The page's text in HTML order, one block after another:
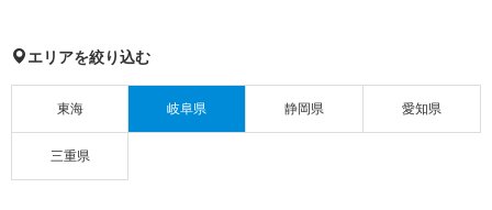
エリアを絞り込む
東海 岐阜県 静岡県 愛知県
三重県